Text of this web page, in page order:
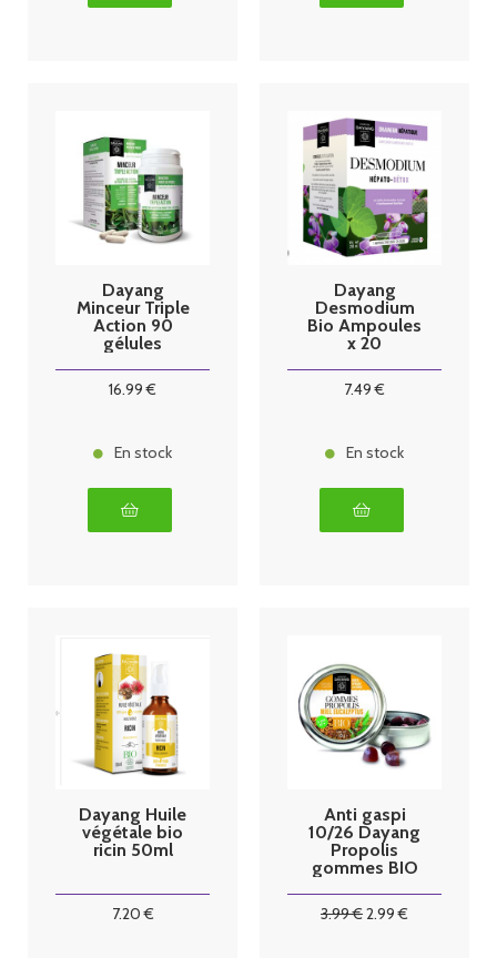
Dayang
Minceur Triple
Action 90
gélules
16.99 €
En stock
Dayang
Desmodium
Bio Ampoules
x 20
7.49 €
En stock
Dayang Huile
végétale bio
ricin 50ml
7.20€
Anti gaspi
10/26 Dayang
Propolis
gommes BIO
3.99€2.99 €